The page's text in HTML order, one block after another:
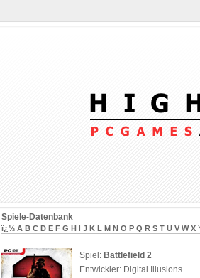
Spiele-Datenbank
ï¿½ A B C D E F G H I J K L M N O P Q R S T U V W X
Spiel: Battlefield 2
Entwickler: Digital Illusions